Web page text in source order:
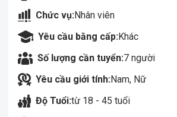
Chức vụ:Nhân viên
Yêu cầu bằng cấp:Khác
Số lượng cần tuyển:7 người
Yêu cầu giới tính:Nam, Nữ
Độ Tuổi:từ 18 - 45 tuổi